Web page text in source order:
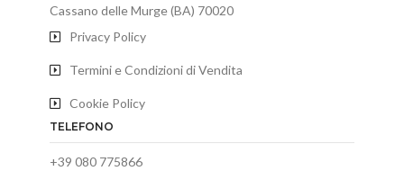
Cassano delle Murge (BA) 70020
Privacy Policy
Termini e Condizioni di Vendita
Cookie Policy
TELEFONO
+39 080 775866